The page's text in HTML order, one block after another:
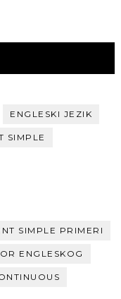
ENGLESKI JEZIK
SIMPLE
SIMPLE PRIMERI
ENGLESKOG